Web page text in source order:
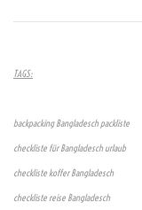
TAGS:
backpacking Bangladesch packliste
checkliste für Bangladesch urlaub
checkliste koffer Bangladesch
checkliste reise Bangladesch